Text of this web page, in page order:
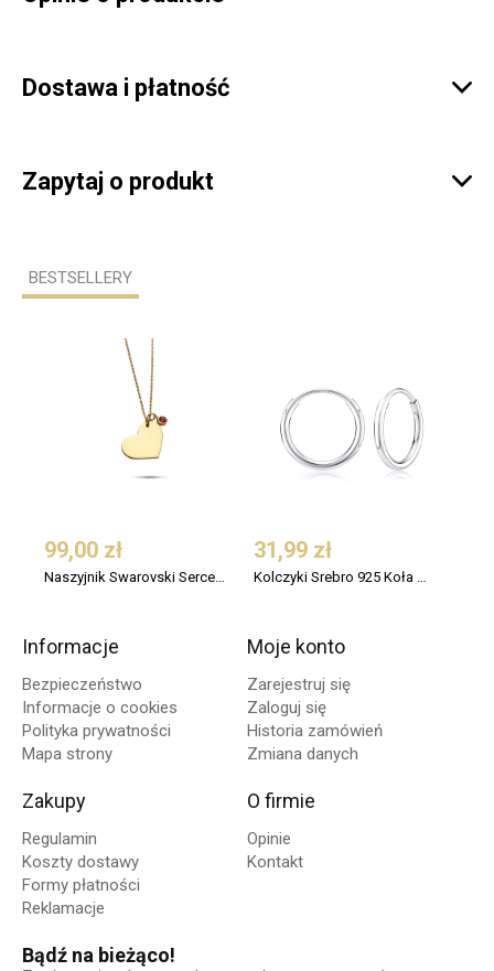
Dostawa i płatność 
Zapytaj o produkt 
BESTSELLERY
99,00 zł
Naszyjnik Swarovski Serce Srebro 925 Pozłacany
31,99 zł
Kolczyki Srebro 925 Koła Małe 12 mm
Informacje
Bezpieczeństwo
Informacje o cookies
Polityka prywatności
Mapa strony
Moje konto
Zarejestruj się
Zaloguj się
Historia zamówień
Zmiana danych
Zakupy
Regulamin
Koszty dostawy
Formy płatności
Reklamacje
O firmie
Opinie
Kontakt
Bądź na bieżąco!